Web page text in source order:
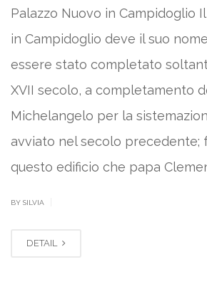
Palazzo Nuovo in Campidoglio
in Campidoglio deve il suo
essere stato completato
XVII secolo, a completamento
Michelangelo per la
avviato nel secolo precedente;
questo edificio che papa
BY SILVIA
DETAIL